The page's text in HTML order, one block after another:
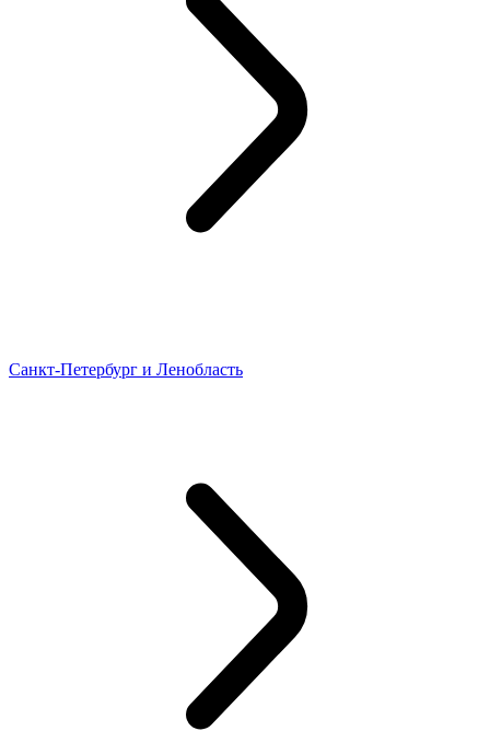
Санкт-Петербург и Ленобласть